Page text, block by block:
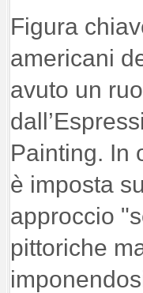
Figura
americani
avuto un
Painting. In
è imposta
approccio
pittoriche